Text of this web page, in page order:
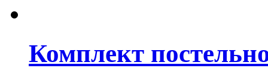
Комплект